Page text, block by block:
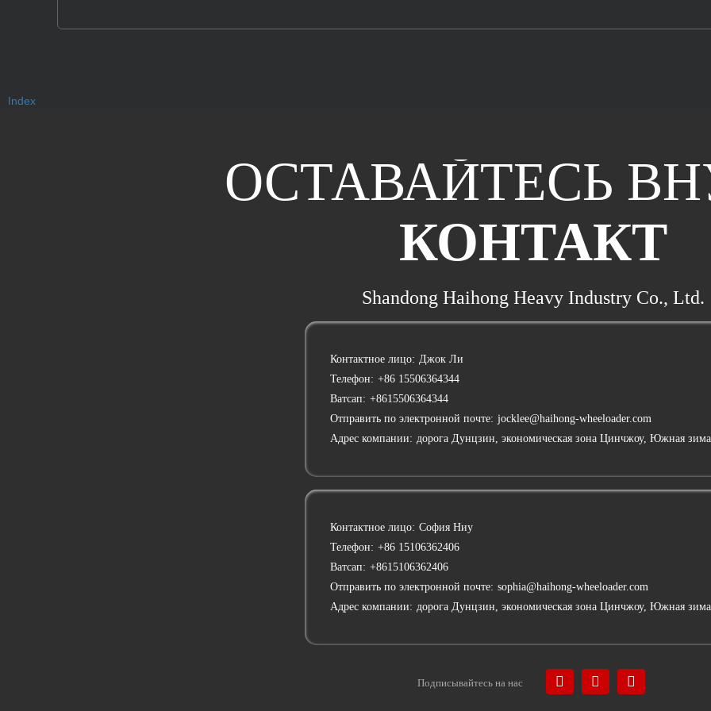
Index
ОСТАВАЙТЕСЬ
КОНТАКТ
Shandong Haihong Heavy Industry Co., Ltd.
Контактное лицо: Джок Ли
Телефон: +86 15506364344
Ватсап: +8615506364344
Отправить по электронной почте: jocklee@haihong-wheeloader.com
Адрес компании: дорога Дунцзин, экономическая зона Цинчжоу, Южная
Контактное лицо: София Ниу
Телефон: +86 15106362406
Ватсап: +8615106362406
Отправить по электронной почте: sophia@haihong-wheeloader.com
Адрес компании: дорога Дунцзин, экономическая зона Цинчжоу, Южная
Подписывайтесь на нас